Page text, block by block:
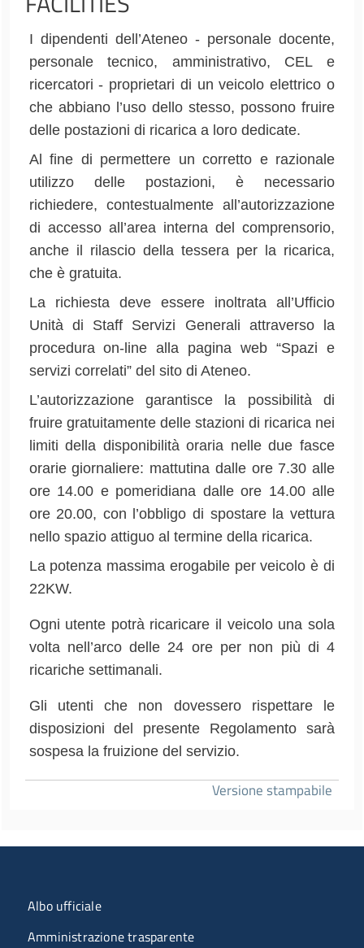
I dipendenti dell’Ateneo - personale docente,
personale tecnico, amministrativo, CEL e
ricercatori - proprietari di un veicolo elettrico o
che abbiano l’uso dello stesso, possono fruire
delle postazioni di ricarica a loro dedicate.
Al fine di permettere un corretto e razionale
utilizzo delle postazioni, è necessario
richiedere, contestualmente all’autorizzazione
di accesso all’area interna del comprensorio,
anche il rilascio della tessera per la ricarica,
che è gratuita.
La richiesta deve essere inoltrata all’Ufficio
Unità di Staff Servizi Generali attraverso la
procedura on-line alla pagina web “Spazi e
servizi correlati” del sito di Ateneo.
L’autorizzazione garantisce la possibilità di
fruire gratuitamente delle stazioni di ricarica nei
limiti della disponibilità oraria nelle due fasce
orarie giornaliere: mattutina dalle ore 7.30 alle
ore 14.00 e pomeridiana dalle ore 14.00 alle
ore 20.00, con l’obbligo di spostare la vettura
nello spazio attiguo al termine della ricarica.
La potenza massima erogabile per veicolo è di
22KW.
Ogni utente potrà ricaricare il veicolo una sola
volta nell’arco delle 24 ore per non più di 4
ricariche settimanali.
Gli utenti che non dovessero rispettare le
disposizioni del presente Regolamento sarà
sospesa la fruizione del servizio.
Versione stampabile
Menu organizzazione
Albo ufficiale
Amministrazione trasparente